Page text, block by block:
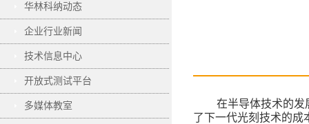
华林科纳动态
企业行业新闻
技术信息中心
开放式测试平台
多媒体教室
在半导体技术的发
了下一代光刻技术的成